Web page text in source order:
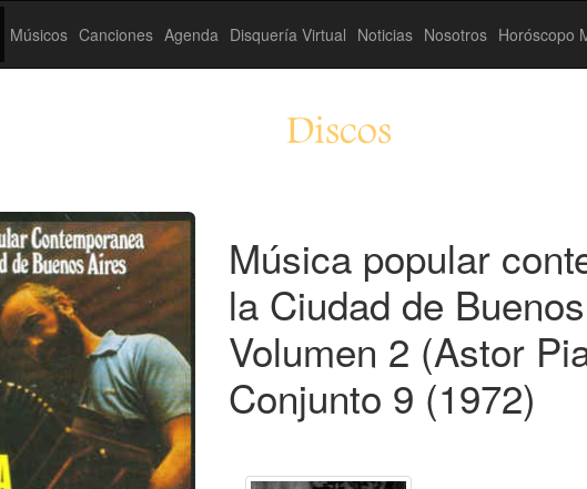
Músicos Canciones Agenda Disquería Virtual Noticias Nosotros Horóscopo
Discos
Música popular
la Ciudad de
Volumen 2 (Astor
Conjunto 9 (1972)